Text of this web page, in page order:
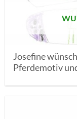
Josefine
Pferdemotiv